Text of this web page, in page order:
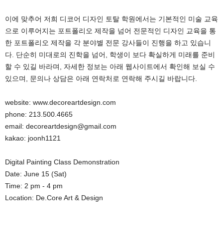
이에 맞추어 저희 디코어 디자인 토탈 학원에서는 기본적인 미술 교육
으로 이루어지는 포트폴리오 제작을 넘어 전문적인 디자인 교육을 통
한 포트폴리오 제작을 각 분야별 전문 강사들이 진행을 하고 있습니
다. 단순히 미대로의 진학을 넘어, 학생이 보다 확실하게 미래를 준비
할 수 있길 바라며, 자세한 정보는 아래 웹사이트에서 확인해 보실 수
있으며, 문의나 상담은 아래 연락처로 연락해 주시길 바랍니다.
website: www.decoreartdesign.com
phone: 213.500.4665
email: decoreartdesign@gmail.com
kakao: joonh1121
Digital Painting Class Demonstration
Date: June 15 (Sat)
Time: 2 pm - 4 pm
Location: De.Core Art & Design